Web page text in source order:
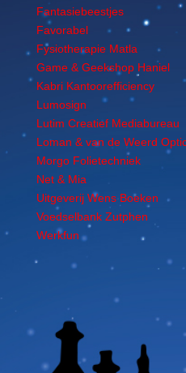
Fantasiebeestjes
Favorabel
Fysiotherapie Matla
Game & Geekshop Haniel
Kabri Kantoorefficiency
Lumosign
Lutim Creatief Mediabureau
Loman & van de Weerd
Morgo Folietechniek
Net & Mia
Uitgeverij Wens Boeken
Voedselbank Zutphen
Werkfun